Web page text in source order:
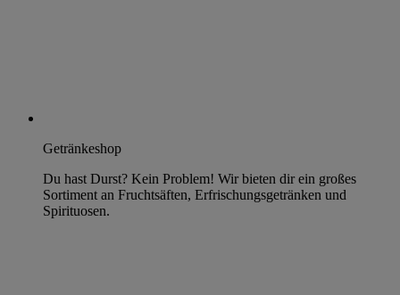
Getränkeshop
Du hast Durst? Kein Problem! Wir bieten dir ein großes
Sortiment an Fruchtsäften, Erfrischungsgetränken und
Spirituosen.